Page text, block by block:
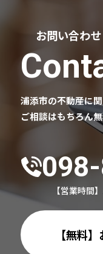
お問い合わせ
浦添市の不動産に
ご相談はもちろん
【営業時間
【無料